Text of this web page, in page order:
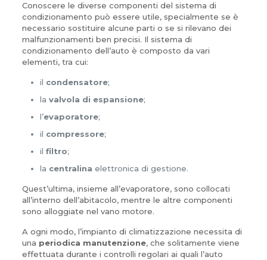
Conoscere le diverse componenti del sistema di
condizionamento può essere utile, specialmente se è
necessario sostituire alcune parti o se si rilevano dei
malfunzionamenti ben precisi. Il sistema di
condizionamento dell’auto è composto da vari
elementi, tra cui:
il condensatore;
la valvola di espansione;
l’evaporatore;
il compressore;
il filtro;
la centralina elettronica di gestione.
Quest’ultima, insieme all’evaporatore, sono collocati
all’interno dell’abitacolo, mentre le altre componenti
sono alloggiate nel vano motore.
A ogni modo, l’impianto di climatizzazione necessita di
una periodica manutenzione, che solitamente viene
effettuata durante i controlli regolari ai quali l’auto